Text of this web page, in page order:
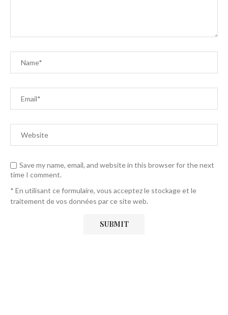
Save my name, email, and website in this browser for the next
time I comment.
* En utilisant ce formulaire, vous acceptez le stockage et le
traitement de vos données par ce site web.